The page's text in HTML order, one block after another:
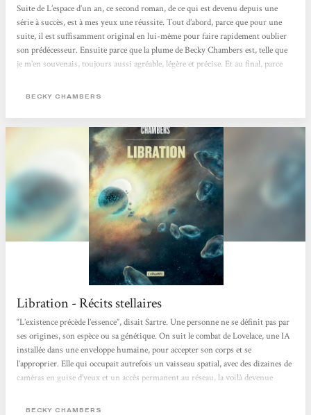
Suite de L’espace d’un an, ce second roman, de ce qui est devenu depuis une
série à succès, est à mes yeux une réussite. Tout d’abord, parce que pour une
suite, il est suffisamment original en lui-même pour faire rapidement oublier
son prédécesseur. Ensuite parce que la plume de Becky Chambers est, telle que
je m’en souvenais, toujours aussi agréable, légère et précise. Et au final, parce
intéressante et émouvante. Un ouvrage qui confirme donc l’étiquette
BECKY CHAMBERS
Libration - Récits stellaires
“L’existence précède l’essence”, disait Sartre. Une personne ne se définit pas par
ses origines, son espèce ou sa génétique. On suit le combat de Lovelace, une IA
installée dans une enveloppe humaine, pour accepter son corps et se
l’approprier. Elle qui occupait autrefois un vaisseau spatial, avec des dizaines de
caméras en guise d’yeux et un accès permanent au réseau, la voilà devenue
ce corps comme étant le sien : pour elle, il s’agit “du kit”. Un élément...
BECKY CHAMBERS